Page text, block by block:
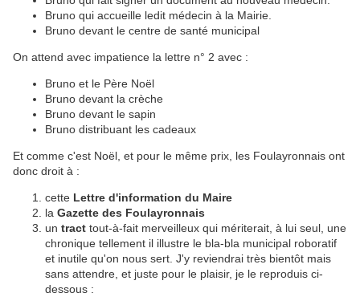
Bruno qui accueille ledit médecin à la Mairie.
Bruno devant le centre de santé municipal
On attend avec impatience la lettre n° 2 avec :
Bruno et le Père Noël
Bruno devant la crèche
Bruno devant le sapin
Bruno distribuant les cadeaux
Et comme c'est Noël, et pour le même prix, les Foulayronnais ont
donc droit à :
cette Lettre d'information du Maire
la Gazette des Foulayronnais
un tract tout-à-fait merveilleux qui mériterait, à lui seul, une
chronique tellement il illustre le bla-bla municipal roboratif
et inutile qu'on nous sert. J'y reviendrai très bientôt mais
sans attendre, et juste pour le plaisir, je le reproduis ci-
dessous :